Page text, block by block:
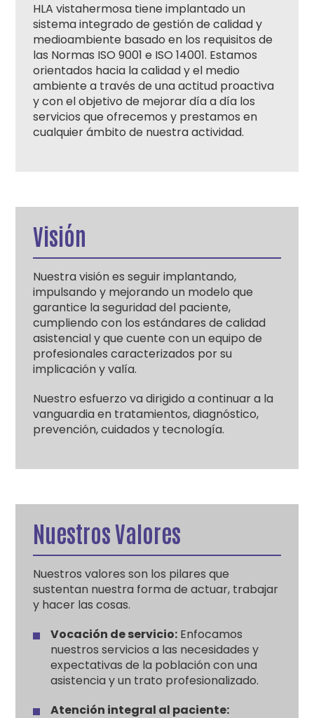
HLA vistahermosa tiene implantado un
sistema integrado de gestión de calidad y
medioambiente basado en los requisitos de
las Normas ISO 9001 e ISO 14001. Estamos
orientados hacia la calidad y el medio
ambiente a través de una actitud proactiva
y con el objetivo de mejorar día a día los
servicios que ofrecemos y prestamos en
cualquier ámbito de nuestra actividad.
Visión
Nuestra visión es seguir implantando,
impulsando y mejorando un modelo que
garantice la seguridad del paciente,
cumpliendo con los estándares de calidad
asistencial y que cuente con un equipo de
profesionales caracterizados por su
implicación y valía.
Nuestro esfuerzo va dirigido a continuar a la
vanguardia en tratamientos, diagnóstico,
prevención, cuidados y tecnología.
Nuestros Valores
Nuestros valores son los pilares que
sustentan nuestra forma de actuar, trabajar
y hacer las cosas.
Vocación de servicio: Enfocamos
nuestros servicios a las necesidades y
expectativas de la población con una
asistencia y un trato profesionalizado.
Atención integral al paciente: